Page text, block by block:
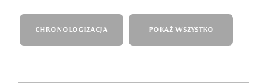
CHRONOLOGIZACJA POKAŻ WSZYSTKO